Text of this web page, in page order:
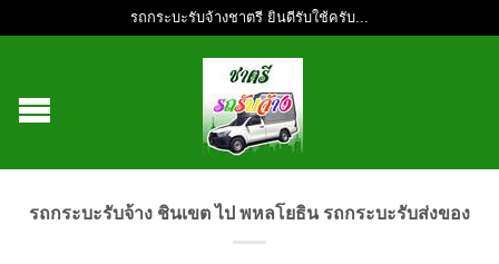
รถกระบะรับจ้างชาตรี ยินดีรับใช้ครับ...
รถกระบะรับจ้าง ชินเขต ไป พหลโยธิน รถกระบะรับส่งของ